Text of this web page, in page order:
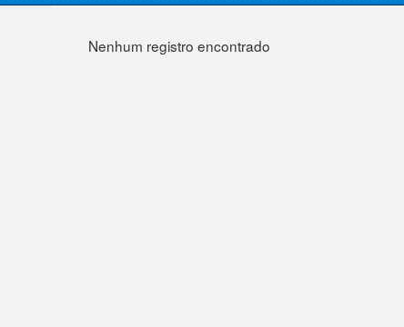
Nenhum registro encontrado